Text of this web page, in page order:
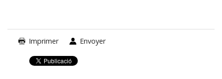
Imprimer Envoyer